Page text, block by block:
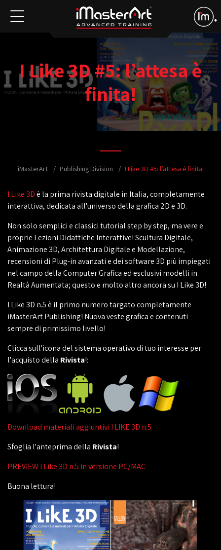
I Like 3D #5: l’attesa è
finita!
iMasterArt Publishing Division I Like 3D #5: l’attesa è finita!
I Like 3Dè la prima rivista digitale in Italia, completamente
interattiva, dedicata all'universo della grafica 2D e 3D.
Non solo semplici e classici tutorial step by step, ma vere e
proprie Lezioni Didattiche Interattive! Scultura Digitale,
Animazione 3D, Architettura Digitale e Modellazione,
recensioni di Plug-in avanzati e dei software 3D più impiegati
nel campo della Computer Grafica ed esclusivi modelli in
Realtà Aumentata; questo e molto altro ancora su I Like 3D!
I Like 3D n.5 è il primo numero targato completamente
iMasterArt Publishing! Nuova veste grafica e contenuti
sempre di primissimo livello!
Clicca sull'icona del sistema operativo di tuo interesse per
l'acquisto della Rivista!:
Download materiali aggiuntivi I LIKE 3D n.5
Sfoglia l'anteprima della Rivista!
PREVIEW I Like 3D n.5 in versione PC/MAC
Buona lettura!